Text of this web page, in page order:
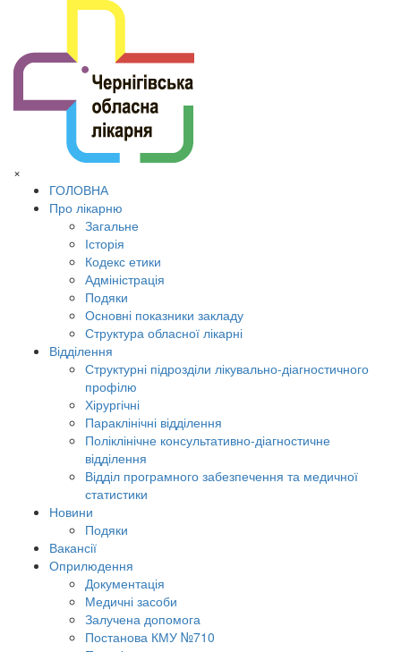
×
ГОЛОВНА
Про лікарню
Загальне
Історія
Кодекс етики
Адміністрація
Подяки
Основні показники закладу
Структура обласної лікарні
Відділення
Структурні підрозділи лікувально-діагностичного
профілю
Хірургічні
Параклінічні відділення
Поліклінічне консультативно-діагностичне
відділення
Відділ програмного забезпечення та медичної
статистики
Новини
Подяки
Вакансії
Оприлюдення
Документація
Медичні засоби
Залучена допомога
Постанова КМУ №710